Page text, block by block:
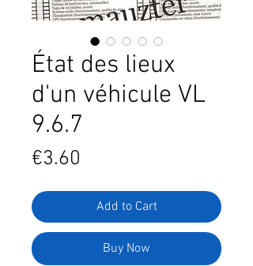
État des lieux
d'un véhicule VL
9.6.7
€3.60
Add to Cart
Buy Now